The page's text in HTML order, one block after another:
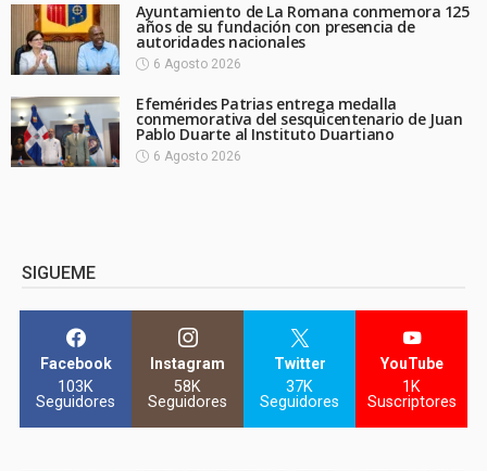
Ayuntamiento de La Romana conmemora 125
años de su fundación con presencia de
autoridades nacionales
6 Agosto 2026
Efemérides Patrias entrega medalla
conmemorativa del sesquicentenario de Juan
Pablo Duarte al Instituto Duartiano
6 Agosto 2026
SIGUEME
Facebook
103K
Seguidores
Instagram
58K
Seguidores
Twitter
37K
Seguidores
YouTube
1K
Suscriptores